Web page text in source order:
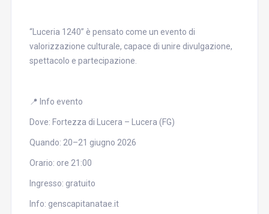
“Luceria 1240” è pensato come un evento di
valorizzazione culturale, capace di unire divulgazione,
spettacolo e partecipazione.
📍 Info evento
Dove: Fortezza di Lucera – Lucera (FG)
Quando: 20–21 giugno 2026
Orario: ore 21:00
Ingresso: gratuito
Info: genscapitanatae.it